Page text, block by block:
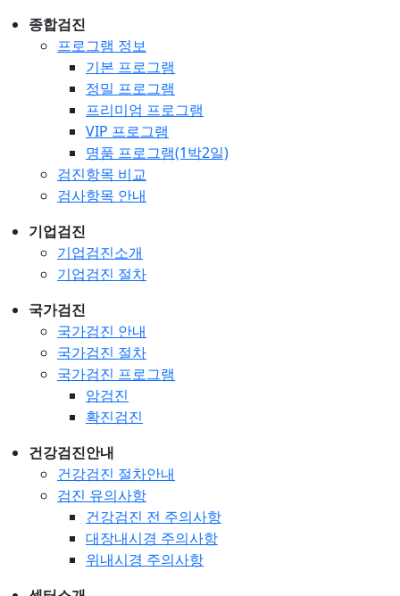
종합검진
프로그램 정보
기본 프로그램
정밀 프로그램
프리미엄 프로그램
VIP 프로그램
명품 프로그램(1박2일)
검진항목 비교
검사항목 안내
기업검진
기업검진소개
기업검진 절차
국가검진
국가검진 안내
국가검진 절차
국가검진 프로그램
암검진
확진검진
건강검진안내
건강검진 절차안내
검진 유의사항
건강검진 전 주의사항
대장내시경 주의사항
위내시경 주의사항